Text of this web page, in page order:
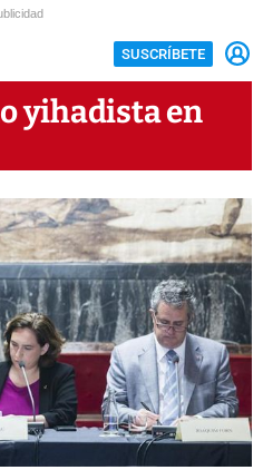
SUSCRÍBETE
yihadista en